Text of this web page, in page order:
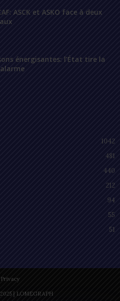
ASCK et ASKO face à deux
énergisantes: l’État tire la
1042
481
440
212
94
55
51
Privacy
| LOMEGRAPH